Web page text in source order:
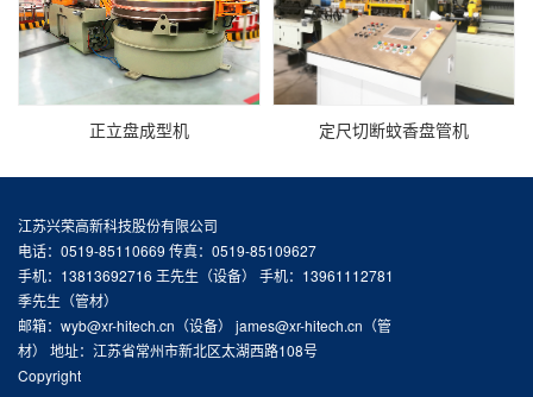
正立盘成型机 定尺切断蚊香盘管机
江苏兴荣高新科技股份有限公司
电话：0519-85110669 传真：0519-85109627
手机：13813692716 王先生（设备） 手机：13961112781
季先生（管材）
邮箱：wyb@xr-hitech.cn（设备） james@xr-hitech.cn（管
材） 地址：江苏省常州市新北区太湖西路108号
Copyright